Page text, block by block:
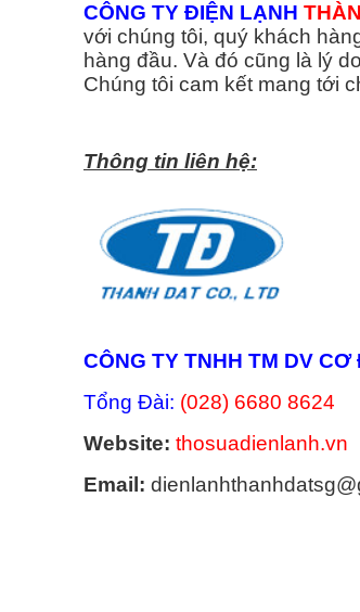
CÔNG TY ĐIỆN LẠNH
với chúng tôi, quý khách
hàng đầu. Và đó cũng là lý
Chúng tôi cam kết mang tới
Thông tin liên hệ:
CÔNG TY TNHH TM DV
Tổng Đài: (028) 6680 8624
Website: thosuadienlanh.vn
Email: